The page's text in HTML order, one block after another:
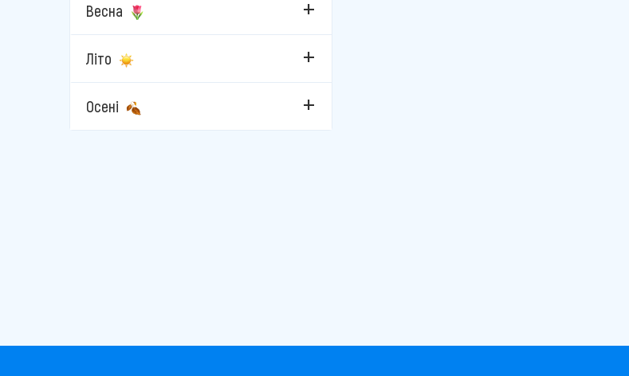
Велинград
Каварна
Кранево
Приморсько
Весна
Літо
Осені